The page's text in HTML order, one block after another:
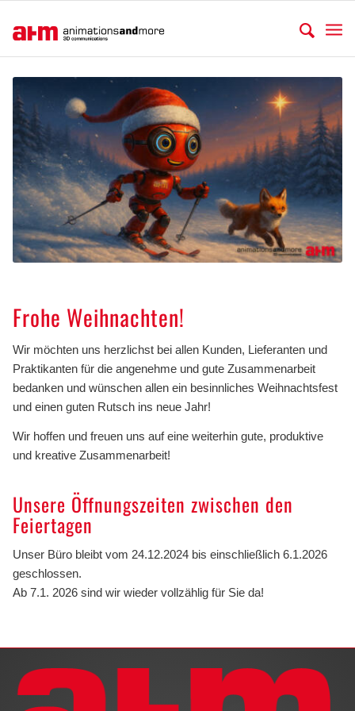
Frohe Weihnachten!
Wir möchten uns herzlichst bei allen Kunden, Lieferanten und
Praktikanten für die angenehme und gute Zusammenarbeit
bedanken und wünschen allen ein besinnliches Weihnachtsfest
und einen guten Rutsch ins neue Jahr!
Wir hoffen und freuen uns auf eine weiterhin gute, produktive
und kreative Zusammenarbeit!
Unsere Öffnungszeiten zwischen den
Feiertagen
Unser Büro bleibt vom 24.12.2024 bis einschließlich 6.1.2026
geschlossen.
Ab 7.1. 2026 sind wir wieder vollzählig für Sie da!